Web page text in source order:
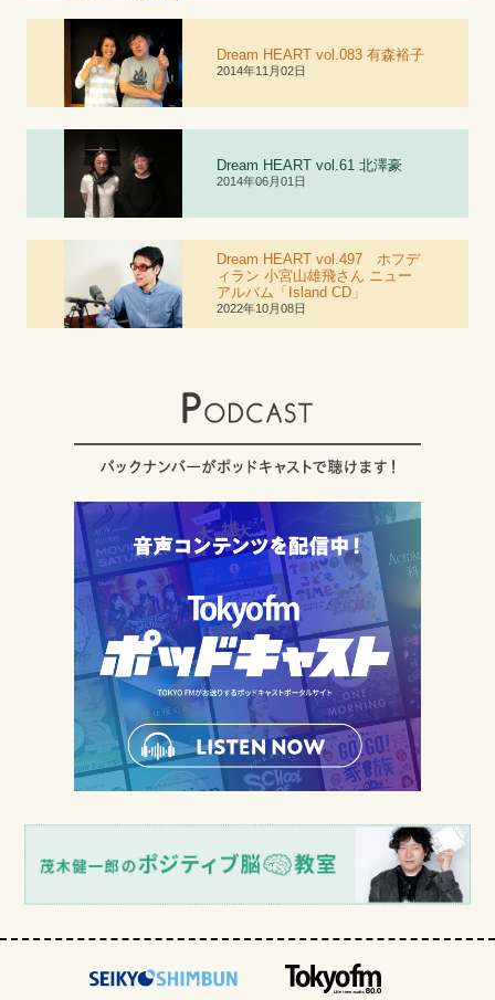
Dream HEART vol.083 有森裕子
2014年11月02日
Dream HEART vol.61北澤豪
2014年06月01日
Dream HEART vol.497 ホフデ
ィラン 小宮山雄飛さん ニュー
アルバム「Island CD」
2022年10月08日